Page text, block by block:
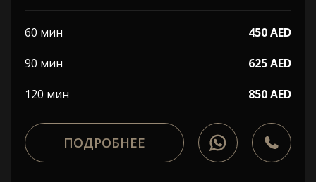
60 мин
450 AED
90 мин
625 AED
120 мин
850 AED
ПОДРОБНЕЕ